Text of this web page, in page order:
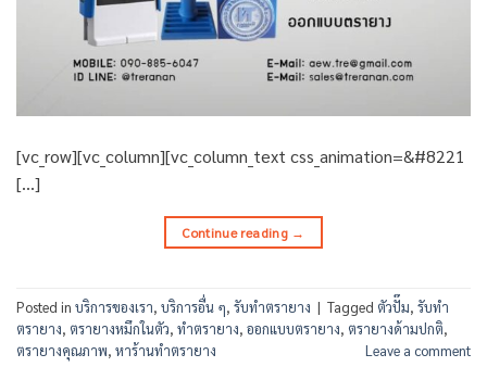
[vc_row][vc_column][vc_column_text css_animation=&#8221
[…]
Continue reading →
Posted in บริการของเรา, บริการอื่น ๆ, รับทำตรายาง | Tagged ตัวปั๊ม, รับทำ
ตรายาง, ตรายางหมึกในตัว, ทำตรายาง, ออกแบบตรายาง, ตรายางด้ามปกติ,
ตรายางคุณภาพ, หาร้านทำตรายาง Leave a comment